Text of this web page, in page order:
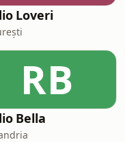
Loveri
RB
Bella